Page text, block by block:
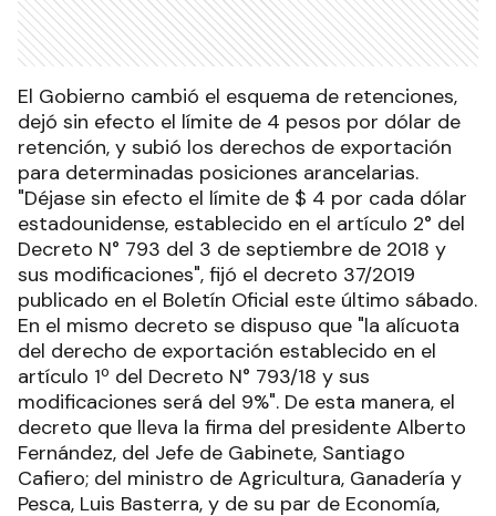
El Gobierno cambió el esquema de retenciones,
dejó sin efecto el límite de 4 pesos por dólar de
retención, y subió los derechos de exportación
para determinadas posiciones arancelarias.
"Déjase sin efecto el límite de $ 4 por cada dólar
estadounidense, establecido en el artículo 2° del
Decreto N° 793 del 3 de septiembre de 2018 y
sus modificaciones", fijó el decreto 37/2019
publicado en el Boletín Oficial este último sábado.
En el mismo decreto se dispuso que "la alícuota
del derecho de exportación establecido en el
artículo 1º del Decreto N° 793/18 y sus
modificaciones será del 9%". De esta manera, el
decreto que lleva la firma del presidente Alberto
Fernández, del Jefe de Gabinete, Santiago
Cafiero; del ministro de Agricultura, Ganadería y
Pesca, Luis Basterra, y de su par de Economía,